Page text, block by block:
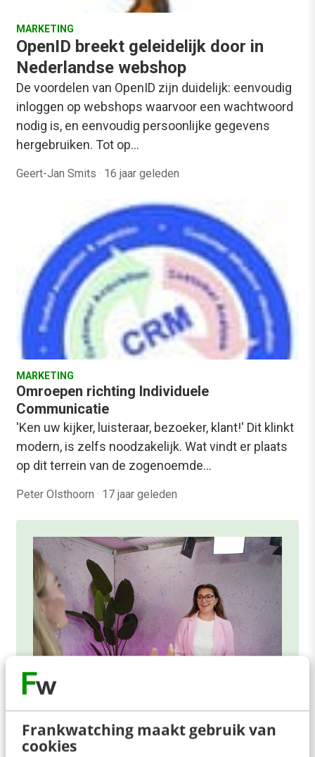
Frankwatching maakt gebruik van
cookies
MARKETING
OpenID breekt geleidelijk door in
Nederlandse webshop
De voordelen van OpenID zijn duidelijk: eenvoudig
inloggen op webshops waarvoor een wachtwoord
nodig is, en eenvoudig persoonlijke gegevens
hergebruiken. Tot op…
Geert-Jan Smits · 16 jaar geleden
MARKETING
Omroepen richting Individuele
Communicatie
'Ken uw kijker, luisteraar, bezoeker, klant!' Dit klinkt
modern, is zelfs noodzakelijk. Wat vindt er plaats
op dit terrein van de zogenoemde…
Peter Olsthoorn · 17 jaar geleden
ONLINE MASTERCLASS